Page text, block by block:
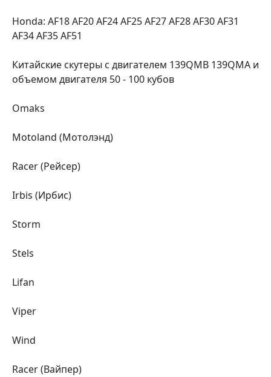
Honda: AF18 AF20 AF24 AF25 AF27 AF28 AF30 AF31
AF34 AF35 AF51
Китайские скутеры с двигателем 139QMB 139QMA и
объемом двигателя 50 - 100 кубов
Omaks
Motoland (Мотолэнд)
Racer (Рейсер)
Irbis (Ирбис)
Storm
Stels
Lifan
Viper
Wind
Racer (Вайпер)